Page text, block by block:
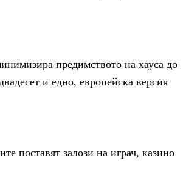
предимството на хауса до
и едно, европейска версия
поставят залози на играч, казино